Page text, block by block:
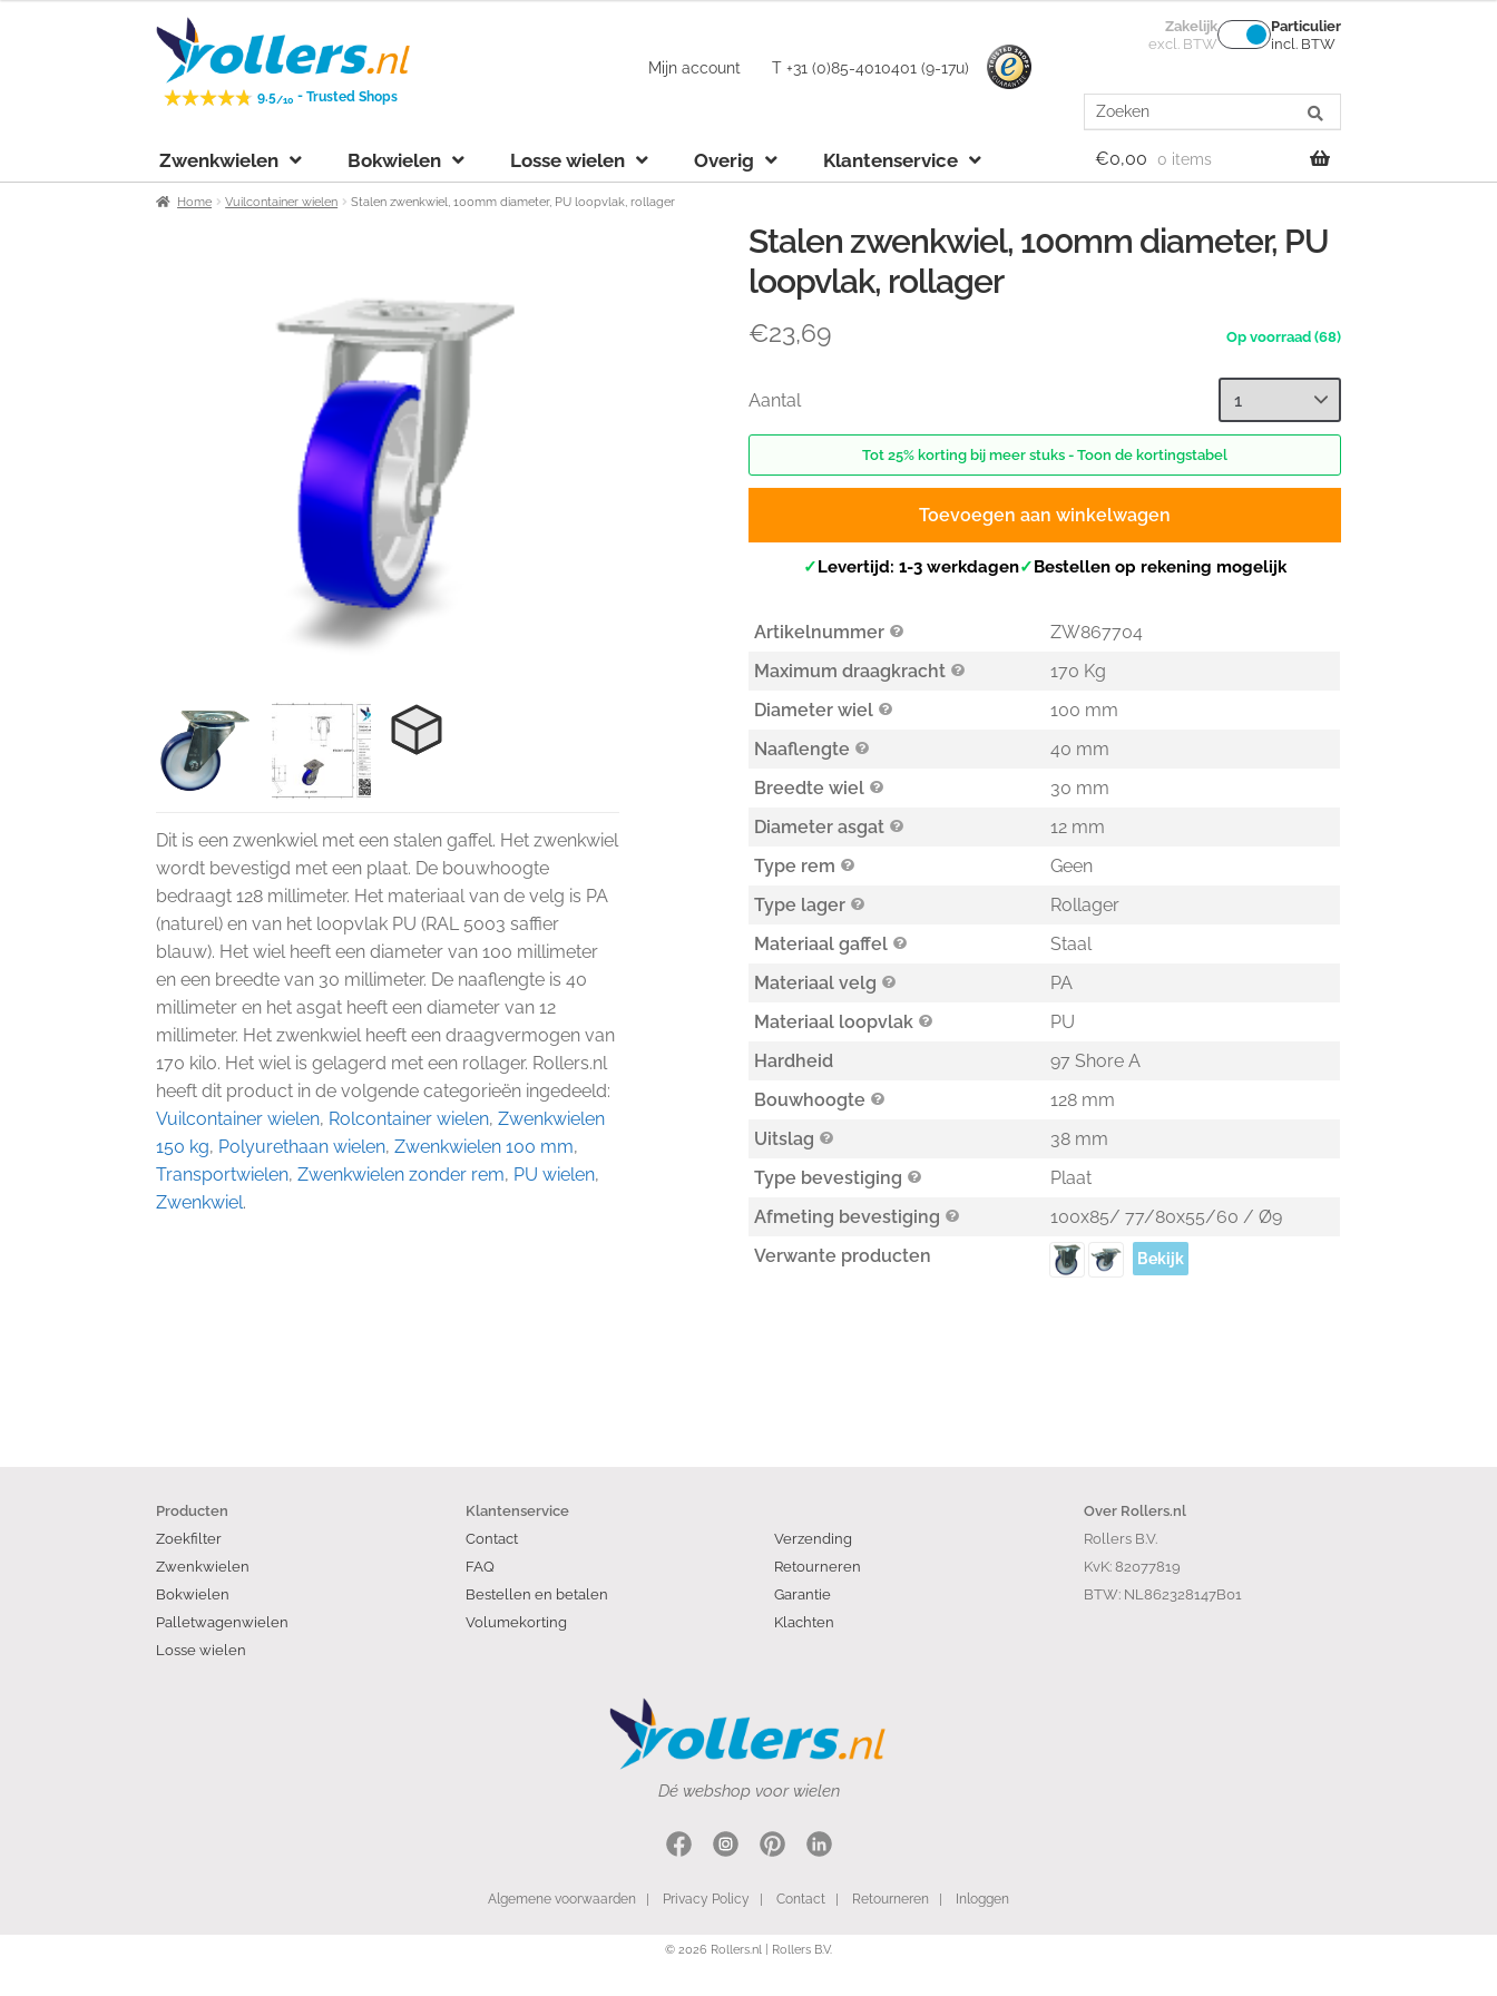
Ga
door
naar
navigatie
Ga
naar
de
inhoud
9.5/10 -Trusted Shops
Mijn account T +31 (0)85-4010401 (9-17u)
Zakelijk
excl. BTW
Particulier
incl. BTW
Search
for:
Zwenkwielen Bokwielen Losse wielen Overig Klantenservice €0,00 0 items
Home Vuilcontainer wielen Stalen zwenkwiel, 100mm diameter, PU loopvlak, rollager
Dit is een zwenkwiel met een stalen gaffel. Het zwenkwiel
wordt bevestigd met een plaat. De bouwhoogte
bedraagt 128 millimeter. Het materiaal van de velg is PA
(naturel) en van het loopvlak PU (RAL 5003 saffier
blauw). Het wiel heeft een diameter van 100 millimeter
en een breedte van 30 millimeter. De naaflengte is 40
millimeter en het asgat heeft een diameter van 12
millimeter. Het zwenkwiel heeft een draagvermogen van
170 kilo. Het wiel is gelagerd met een rollager. Rollers.nl
heeft dit product in de volgende categorieën ingedeeld:
Vuilcontainer wielen, Rolcontainer wielen,Zwenkwielen
150 kg, Polyurethaan wielen,Zwenkwielen 100 mm,
Transportwielen,Zwenkwielen zonder rem, PU wielen,
Zwenkwiel.
Stalen zwenkwiel, 100mm diameter, PU
loopvlak, rollager
€23,69 (68)
Aantal
Tot 25% korting bij meer stuks - Toon de kortingstabel
Toevoegen aan winkelwagen
✓ Levertijd: 1-3 werkdagen✓ Bestellen op rekening mogelijk
Artikelnummer
ZW867704
Maximum draagkracht
170 Kg
Diameter wiel
100 mm
Naaflengte
40 mm
Breedte wiel
30 mm
Diameter asgat
12 mm
Type rem
Geen
Type lager
Rollager
Materiaal gaffel
Staal
Materiaal velg
PA
Materiaal loopvlak
PU
Hardheid
97 Shore A
Bouwhoogte
128 mm
Uitslag
38 mm
Type bevestiging
Plaat
Afmeting bevestiging
100x85/ 77/80x55/60 / Ø9
Verwante producten
Bekijk
Producten
Zoekfilter
Zwenkwielen
Bokwielen
Palletwagenwielen
Losse wielen
Klantenservice
Contact
FAQ
Bestellen en betalen
Volumekorting
Verzending
Retourneren
Garantie
Klachten
Over Rollers.nl
Rollers B.V.
KvK: 82077819
BTW: NL862328147B01
Dé webshop voor wielen
Algemene voorwaarden | Privacy Policy | Contact | Retourneren | Inloggen
© 2026 Rollers.nl | Rollers B.V.